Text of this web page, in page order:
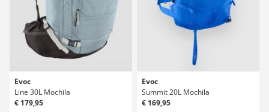
Evoc
Line 30L Mochila
€ 179,95
Evoc
Summit 20L Mochila
€ 169,95